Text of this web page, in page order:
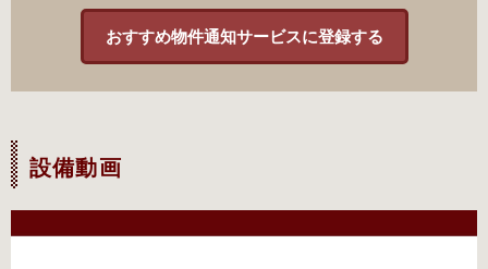
おすすめ物件通知サービスに登録する
設備動画